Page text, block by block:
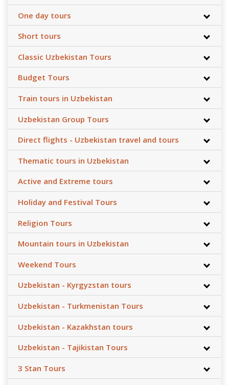
One day tours
Short tours
Classic Uzbekistan Tours
Budget Tours
Train tours in Uzbekistan
Uzbekistan Group Tours
Direct flights - Uzbekistan travel and tours
Thematic tours in Uzbekistan
Active and Extreme tours
Holiday and Festival Tours
Religion Tours
Mountain tours in Uzbekistan
Weekend Tours
Uzbekistan - Kyrgyzstan tours
Uzbekistan - Turkmenistan Tours
Uzbekistan - Kazakhstan tours
Uzbekistan - Tajikistan Tours
3 Stan Tours